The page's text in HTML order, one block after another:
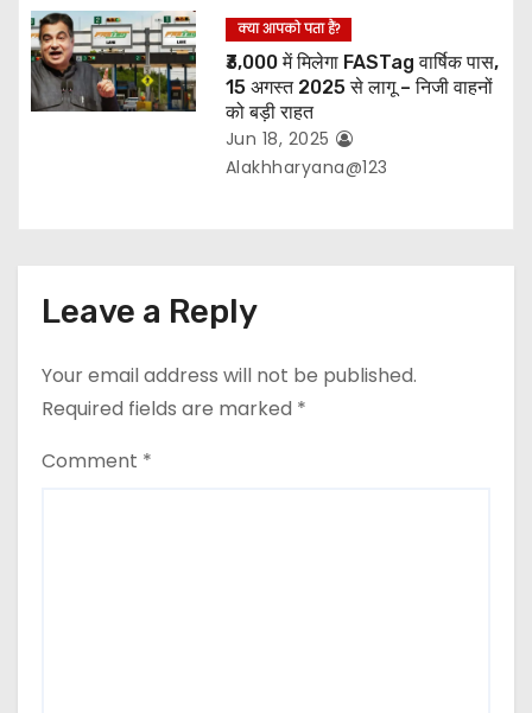
क्या आपको पता हैं?
₹3,000 में मिलेगा FASTag वार्षिक पास,
15 अगस्त 2025 से लागू – निजी वाहनों
को बड़ी राहत
Jun 18, 2025
Alakhharyana@123
Leave a Reply
Your email address will not be published.
Required fields are marked *
Comment *